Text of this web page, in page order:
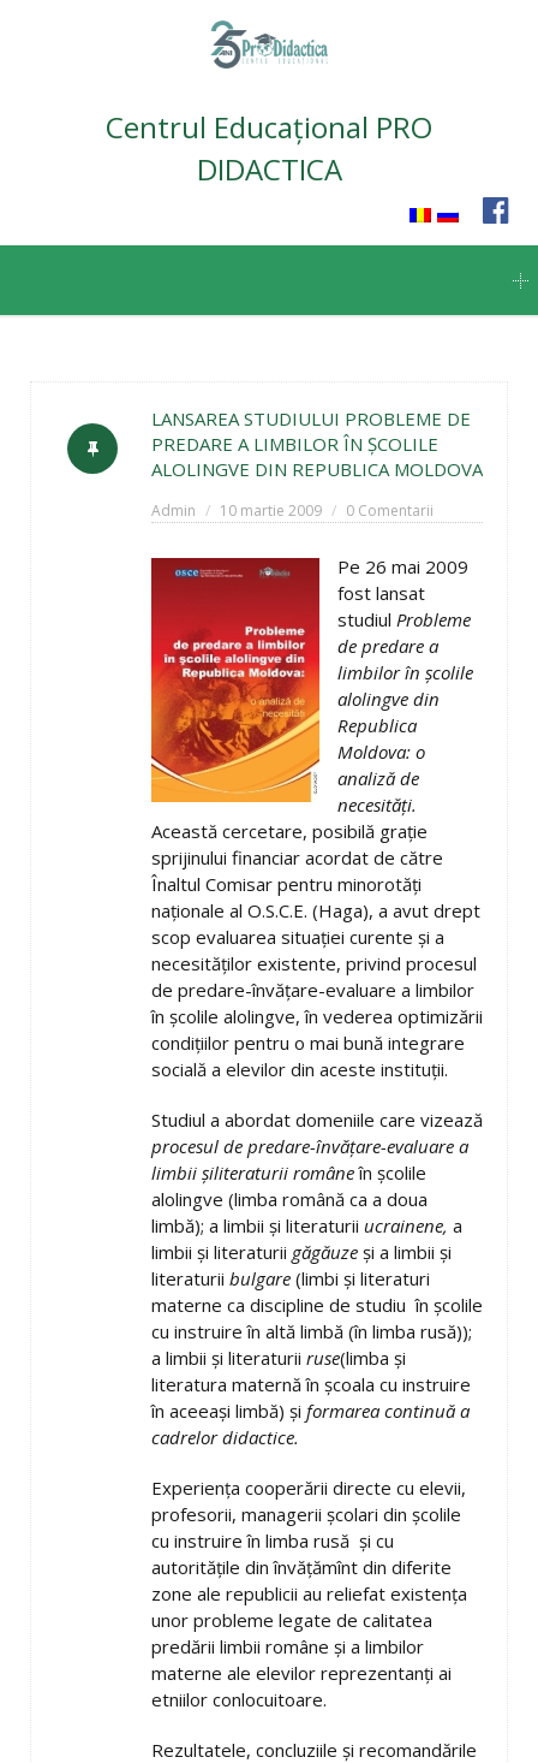
Centrul Educațional PRO
DIDACTICA
content
LANSAREA STUDIULUI PROBLEME DE
PREDARE A LIMBILOR ÎN ŞCOLILE
ALOLINGVE DIN REPUBLICA MOLDOVA
Admin 10 martie 2009 0 Comentarii
Pe 26 mai 2009
fost lansat
studiul Probleme
de predare a
limbilor în şcolile
alolingve din
Republica
Moldova: o
analiză de
necesităţi.
Această cercetare, posibilă graţie
sprijinului financiar acordat de către
Înaltul Comisar pentru minorotăţi
naţionale al O.S.C.E. (Haga), a avut drept
scop evaluarea situaţiei curente şi a
necesităţilor existente, privind procesul
de predare-învăţare-evaluare a limbilor
în şcolile alolingve, în vederea optimizării
condiţiilor pentru o mai bună integrare
socială a elevilor din aceste instituţii.
Studiul a abordat domeniile care vizează
procesul de predare-învăţare-evaluare a
limbii şiliteraturii româneîn şcolile
alolingve (limba română ca a doua
limbă); a limbii şi literaturii ucrainene, a
limbii şi literaturii găgăuze şi a limbii şi
literaturii bulgare (limbi şi literaturi
materne ca discipline de studiu în şcolile
cu instruire în altă limbă (în limba rusă));
a limbii şi literaturii ruse(limba şi
literatura maternă în şcoala cu instruire
în aceeaşi limbă) şi formarea continuă a
cadrelor didactice.
Experienţa cooperării directe cu elevii,
profesorii, managerii şcolari din şcolile
cu instruire în limba rusă şi cu
autorităţile din învăţămînt din diferite
zone ale republicii au reliefat existenţa
unor probleme legate de calitatea
predării limbii române şi a limbilor
materne ale elevilor reprezentanţi ai
etniilor conlocuitoare.
Rezultatele, concluziile şi recomandările